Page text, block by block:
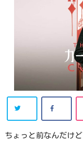
ちょっと前なんだけど